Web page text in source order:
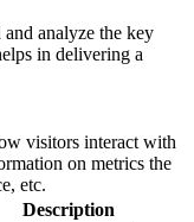
and analyze the key
in delivering a
visitors interact with
on metrics the
etc.
Description